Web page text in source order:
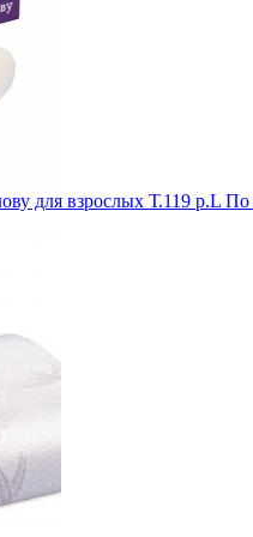
для взрослых Т.119 р.L По